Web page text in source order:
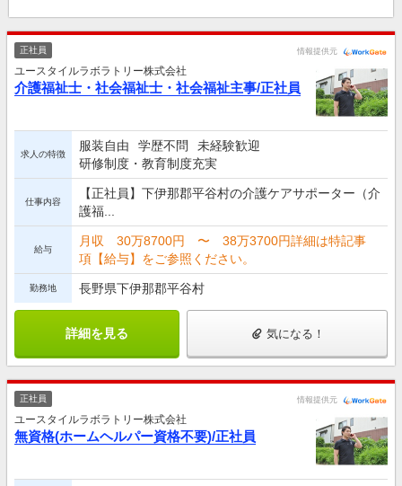
正社員 情報提供元
ユースタイルラボラトリー株式会社
介護福祉士・社会福祉士・社会福祉主事/正社員
求人の特徴
服装自由 学歴不問
未経験歓迎
研修制度・教育制度充実
仕事内容
【正社員】下伊那郡平谷村の介護ケアサポーター（介
護福...
給与
月収 30万8700円 〜 38万3700円詳細は特記事
項【給与】をご参照ください。
勤務地 長野県下伊那郡平谷村
詳細を見る 気になる！
正社員 情報提供元
ユースタイルラボラトリー株式会社
無資格(ホームヘルパー資格不要)/正社員